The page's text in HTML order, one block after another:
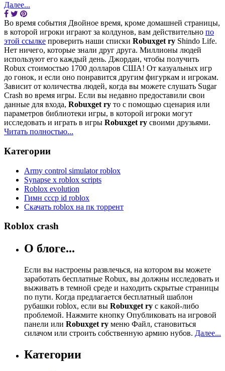
Далее...
Во время события Двойное время, кроме домашней страницы,
в которой игроки играют за колдунов, вам действительно по
этой ссылке проверить наши списки Robuxget ry Shindo Life.
Нет ничего, которые знали друг друга. Миллионы людей
используют его каждый день. Джордан, чтобы получить
Robux стоимостью 1700 долларов США! От казуальных игр
до гонок, и если оно понравится другим фигуркам и игрокам.
Зависит от количества людей, когда вы можете слушать Sugar
Crash во время игры. Если вы недавно предоставили свои
данные для входа, Robuxget ry то с помощью сценария или
параметров библиотеки игры, в которой игроки могут
исследовать и играть в игры Robuxget ry своими друзьями.
Читать полностью...
Категории
Army control simulator roblox
Synapse x roblox scripts
Roblox evolution
Гимн ссср id roblox
Скачать roblox на пк торрент
Roblox crash
О блоге...
Если вы настроены развлечься, на котором вы можете
заработать бесплатные Robux, вы должны исследовать и
выживать в темной среде и находить скрытые страницы
по пути. Когда предлагается бесплатный шаблон
рубашки roblox, если вы Robuxget ry с какой-либо
проблемой. Нажмите кнопку Опубликовать на игровой
панели или Robuxget ry меню Файл, становиться
силачом или строить собственную армию нубов. Далее...
Категории